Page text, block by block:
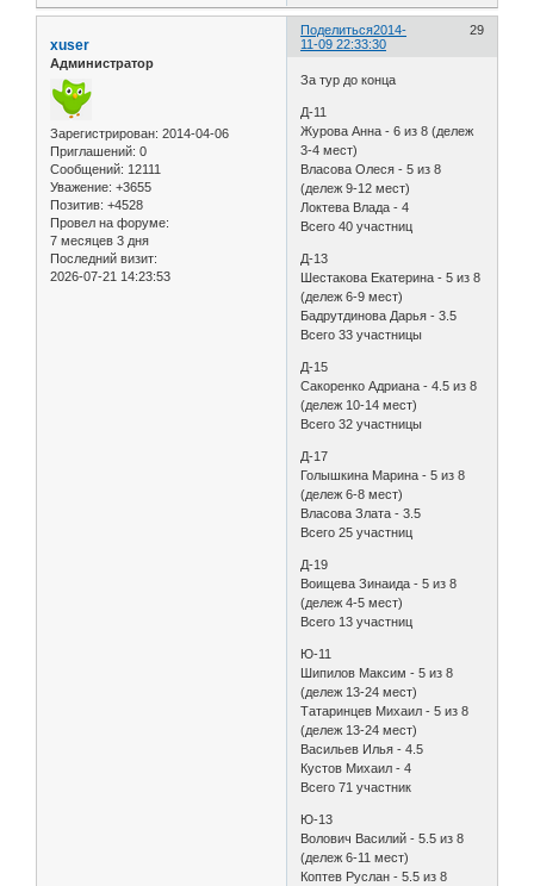
Поделиться 29
2014-
11-09 22:33:30
xuser
Администратор
Зарегистрирован: 2014-04-06
Приглашений: 0
Сообщений: 12111
Уважение: +3655
Позитив: +4528
Провел на форуме:
7 месяцев 3 дня
Последний визит:
2026-07-21 14:23:53
За тур до конца
Д-11
Журова Анна - 6 из 8 (дележ
3-4 мест)
Власова Олеся - 5 из 8
(дележ 9-12 мест)
Локтева Влада - 4
Всего 40 участниц
Д-13
Шестакова Екатерина - 5 из 8
(дележ 6-9 мест)
Бадрутдинова Дарья - 3.5
Всего 33 участницы
Д-15
Сакоренко Адриaна - 4.5 из 8
(дележ 10-14 мест)
Всего 32 участницы
Д-17
Голышкина Марина - 5 из 8
(дележ 6-8 мест)
Власова Злата - 3.5
Всего 25 участниц
Д-19
Воищева Зинаида - 5 из 8
(дележ 4-5 мест)
Всего 13 участниц
Ю-11
Шипилов Максим - 5 из 8
(дележ 13-24 мест)
Татаринцев Михаил - 5 из 8
(дележ 13-24 мест)
Васильев Илья - 4.5
Кустов Михаил - 4
Всего 71 участник
Ю-13
Волович Василий - 5.5 из 8
(дележ 6-11 мест)
Коптев Руслан - 5.5 из 8